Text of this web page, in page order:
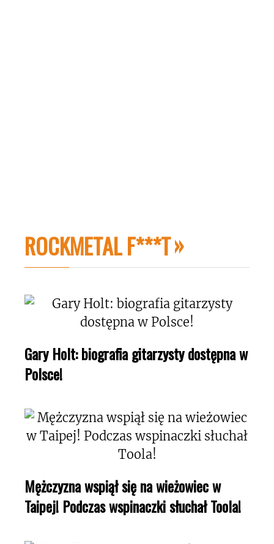
ROCKMETAL F***T
Gary Holt: biografia gitarzysty dostępna w
Polsce!
Mężczyzna wspiął się na wieżowiec w
Taipej! Podczas wspinaczki słuchał Toola!